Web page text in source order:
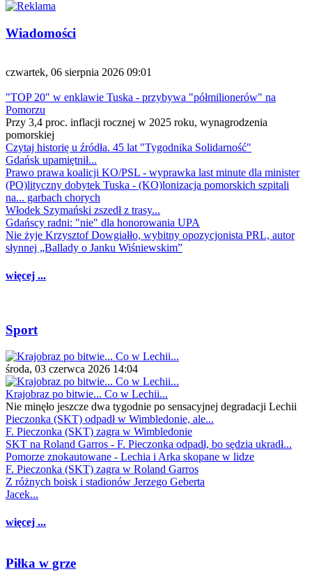
Wiadomości
czwartek, 06 sierpnia 2026 09:01
"TOP 20" w enklawie Tuska - przybywa "półmilionerów" na
Pomorzu
Przy 3,4 proc. inflacji rocznej w 2025 roku, wynagrodzenia
pomorskiej
Czytaj historię u źródła. 45 lat "Tygodnika Solidarność"
Gdańsk upamiętnił...
Prawo prawa koalicji KO/PSL - wyprawka last minute dla minister
(PO)lityczny dobytek Tuska - (KO)lonizacja pomorskich szpitali
na... garbach chorych
Włodek Szymański zszedł z trasy...
Gdańscy radni: "nie" dla honorowania UPA
Nie żyje Krzysztof Dowgiałło, wybitny opozycjonista PRL, autor
słynnej „Ballady o Janku Wiśniewskim”
więcej ...
Sport
środa, 03 czerwca 2026 14:04
Krajobraz po bitwie... Co w Lechii...
Nie minęło jeszcze dwa tygodnie po sensacyjnej degradacji Lechii
Pieczonka (SKT) odpadł w Wimbledonie, ale...
F. Pieczonka (SKT) zagra w Wimbledonie
SKT na Roland Garros - F. Pieczonka odpadł, bo sędzia ukradł...
Pomorze znokautowane - Lechia i Arka skopane w lidze
F. Pieczonka (SKT) zagra w Roland Garros
Z różnych boisk i stadionów Jerzego Geberta
Jacek...
więcej ...
Piłka w grze